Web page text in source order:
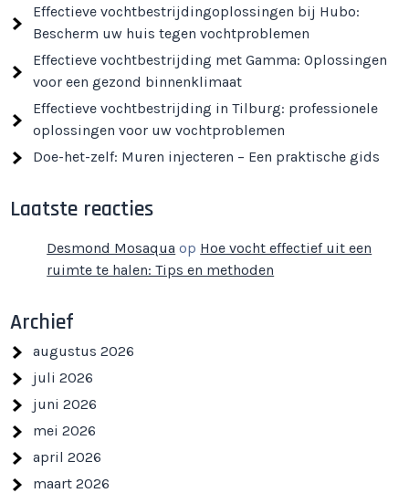
Effectieve vochtbestrijdingoplossingen bij Hubo:
Bescherm uw huis tegen vochtproblemen
Effectieve vochtbestrijding met Gamma: Oplossingen
voor een gezond binnenklimaat
Effectieve vochtbestrijding in Tilburg: professionele
oplossingen voor uw vochtproblemen
Doe-het-zelf: Muren injecteren – Een praktische gids
Laatste reacties
Desmond Mosaqua op Hoe vocht effectief uit een
ruimte te halen: Tips en methoden
Archief
augustus 2026
juli 2026
juni 2026
mei 2026
april 2026
maart 2026